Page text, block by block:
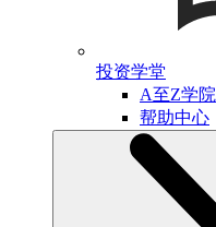
投资学堂
A至Z学院
帮助中心